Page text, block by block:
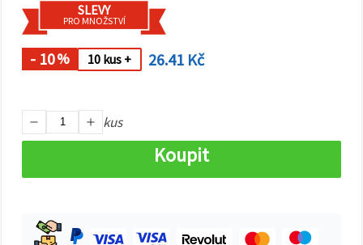
uvést své
preference v
Nastavení
výběrem
daného
na tlačítko
Nastavení
SLEVY
PRO MNOŽSTVÍ
- 10% 10 kus + 26.41 Kč
kus
Koupit